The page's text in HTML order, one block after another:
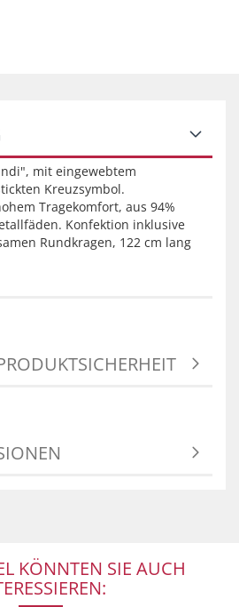
mit eingewebtem
Kreuzsymbol.
Tragekomfort, aus 94%
Konfektion inklusive
Rundkragen, 122 cm lang
KÖNNTEN SIE AUCH